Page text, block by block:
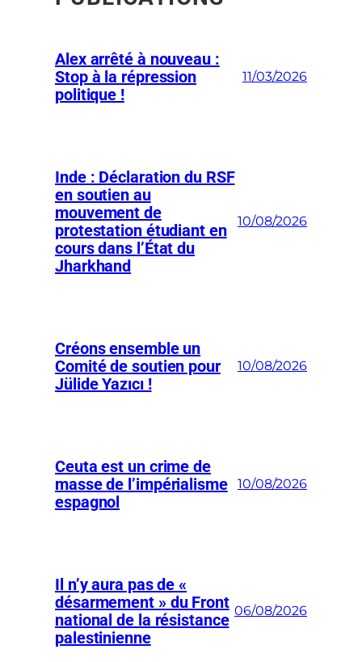
Alex arrêté à nouveau :
Stop à la répression
politique !
11/03/2026
Inde : Déclaration du RSF
en soutien au
mouvement de
protestation étudiant en
cours dans l’État du
Jharkhand
10/08/2026
Créons ensemble un
Comité de soutien pour
Jülide Yazıcı !
10/08/2026
Ceuta est un crime de
masse de l’impérialisme
espagnol
10/08/2026
Il n’y aura pas de «
désarmement » du Front
national de la résistance
palestinienne
06/08/2026